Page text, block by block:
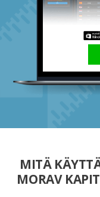
MITÄ
MORAV